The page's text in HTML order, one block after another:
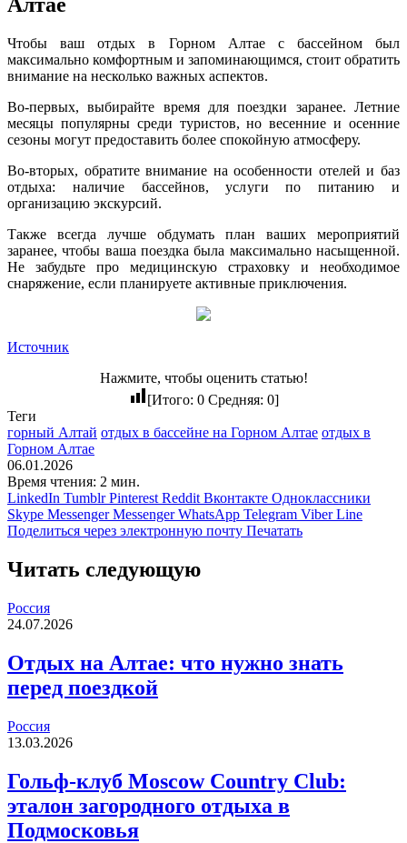
Чтобы ваш отдых в Горном Алтае с бассейном был
максимально комфортным и запоминающимся, стоит обратить
внимание на несколько важных аспектов.
Во-первых, выбирайте время для поездки заранее. Летние
месяцы популярны среди туристов, но весенние и осенние
сезоны могут предоставить более спокойную атмосферу.
Во-вторых, обратите внимание на особенности отелей и баз
отдыха: наличие бассейнов, услуги по питанию и
организацию экскурсий.
Также всегда лучше обдумать план ваших мероприятий
заранее, чтобы ваша поездка была максимально насыщенной.
Не забудьте про медицинскую страховку и необходимое
снаряжение, если планируете активные приключения.
Источник
Нажмите, чтобы оценить статью!
[Итого: 0Средняя: 0]
Теги
горный Алтай отдых в бассейне на Горном Алтае отдых в
Горном Алтае
06.01.2026
Время чтения: 2 мин.
LinkedIn Tumblr Pinterest Reddit Вконтакте Одноклассники
Skype Messenger Messenger WhatsApp Telegram Viber Line
Поделиться через электронную почту Печатать
Читать следующую
Россия
24.07.2026
Отдых на Алтае: что нужно знать
перед поездкой
Россия
13.03.2026
Гольф-клуб Moscow Country Club:
эталон загородного отдыха в
Подмосковья